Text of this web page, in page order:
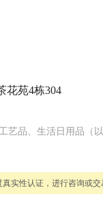
花苑4栋304
品、生活日用品（
实性认证，进行咨询或